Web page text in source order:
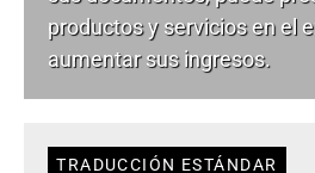
productos y servicios en el
aumentar sus ingresos.
TRADUCCIÓN ESTÁNDAR